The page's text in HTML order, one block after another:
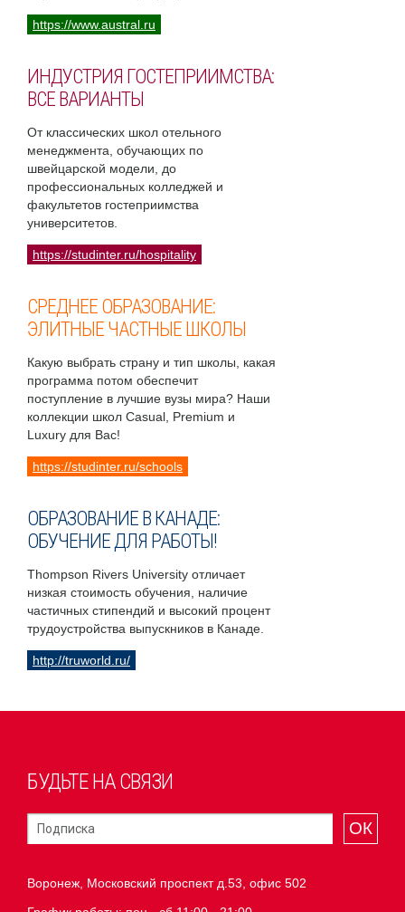
https://www.austral.ru
ИНДУСТРИЯ ГОСТЕПРИИМСТВА:
ВСЕ ВАРИАНТЫ
От классических школ отельного
менеджмента, обучающих по
швейцарской модели, до
профессиональных колледжей и
факультетов гостеприимства
университетов.
https://studinter.ru/hospitality
СРЕДНЕЕ ОБРАЗОВАНИЕ:
ЭЛИТНЫЕ ЧАСТНЫЕ ШКОЛЫ
Какую выбрать страну и тип школы, какая
программа потом обеспечит
поступление в лучшие вузы мира? Наши
коллекции школ Casual, Premium и
Luxury для Вас!
https://studinter.ru/schools
ОБРАЗОВАНИЕ В КАНАДЕ:
ОБУЧЕНИЕ ДЛЯ РАБОТЫ!
Thompson Rivers University отличает
низкая стоимость обучения, наличие
частичных стипендий и высокий процент
трудоустройства выпускников в Канаде.
http://truworld.ru/
БУДЬТЕ НА СВЯЗИ
ОК
Воронеж, Московский проспект д.53, офис 502